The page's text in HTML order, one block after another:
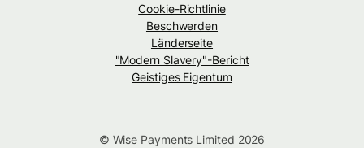
Cookie-Richtlinie
Beschwerden
Länderseite
"Modern Slavery"-Bericht
Geistiges Eigentum
© Wise Payments Limited 2026